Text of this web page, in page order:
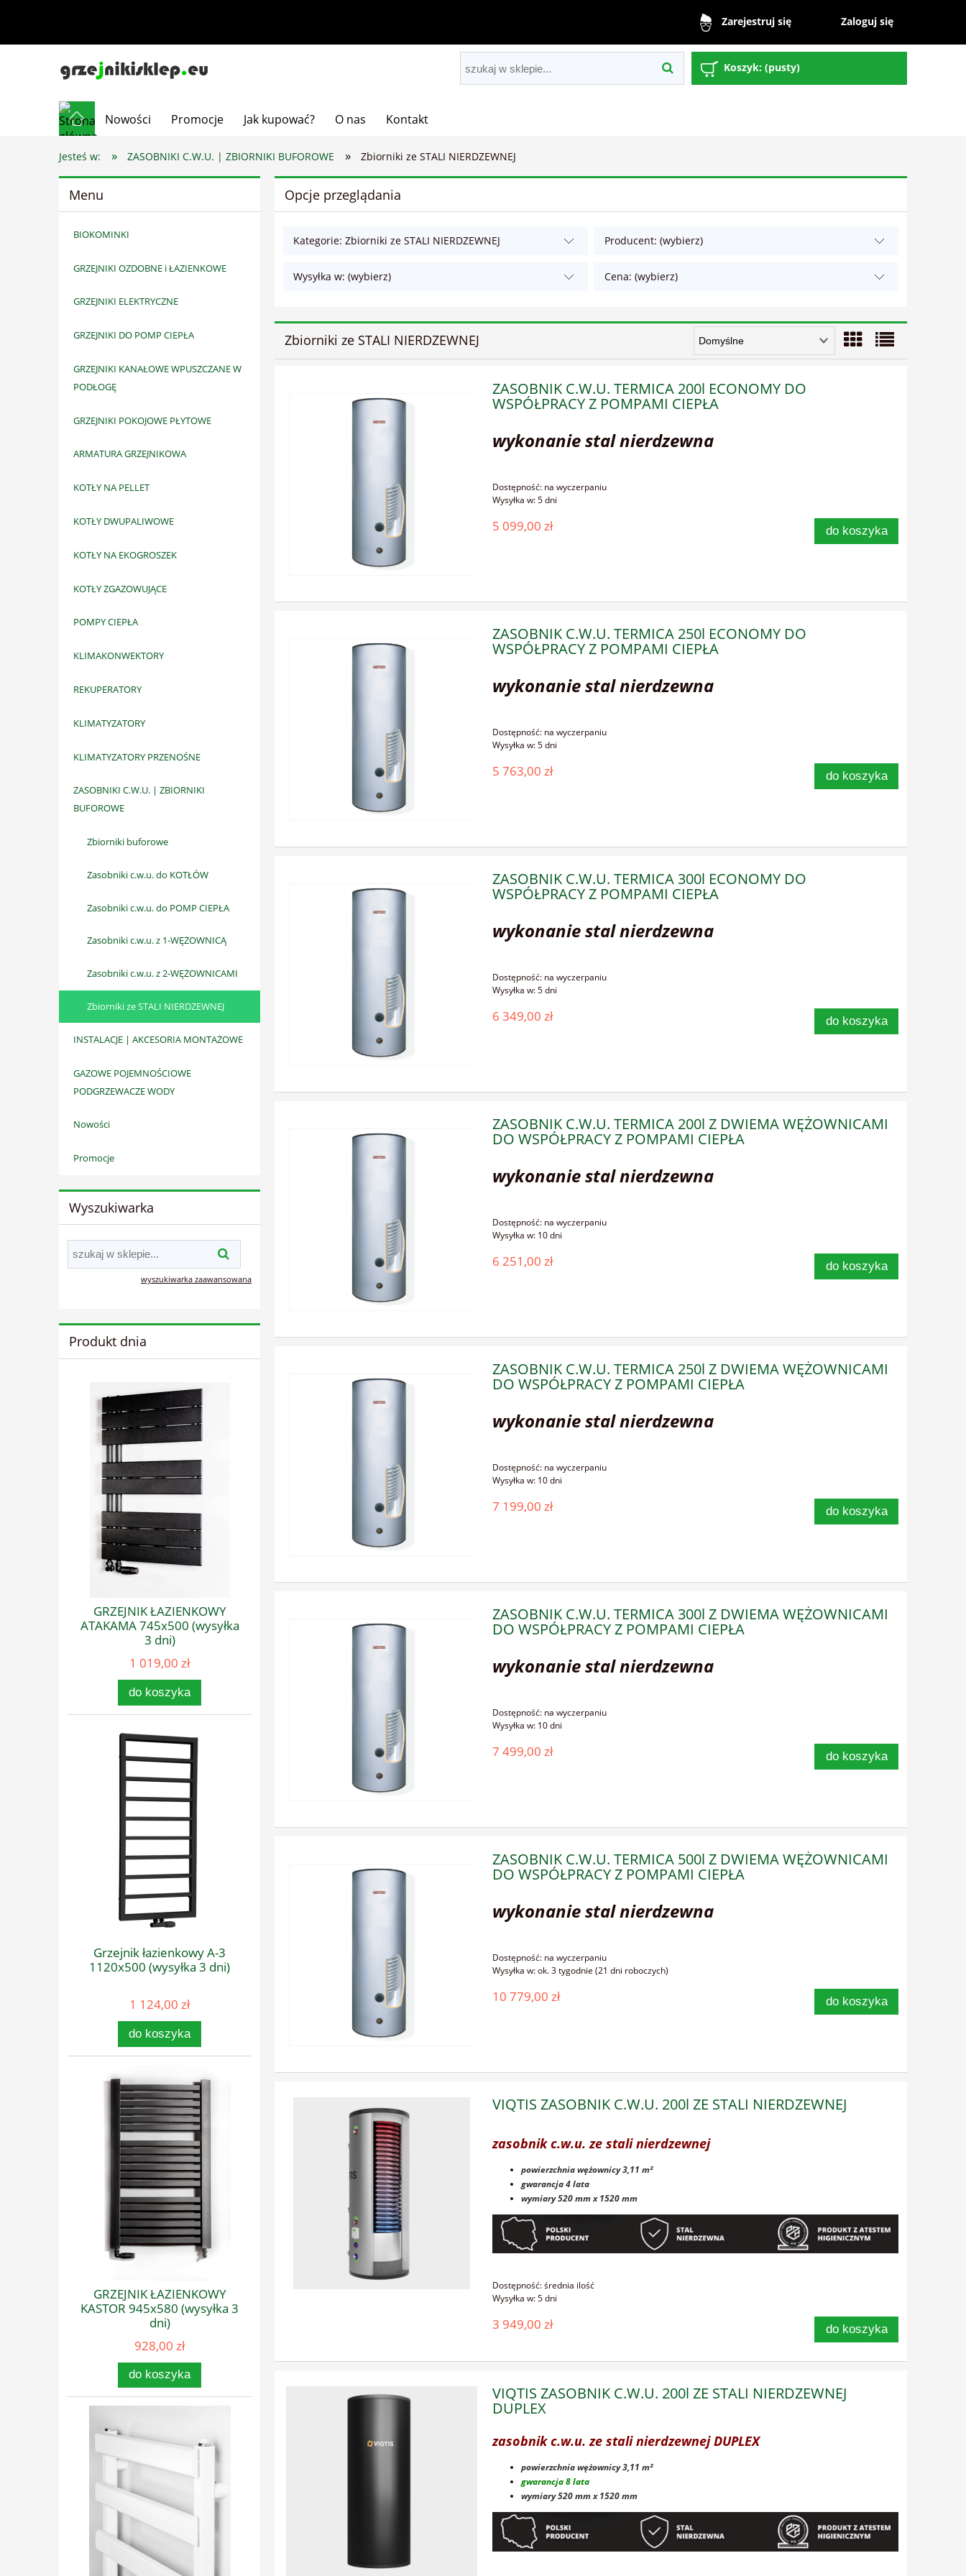
Zarejestruj się Zaloguj się
Koszyk: (pusty)
Nowości Promocje Jak kupować? O nas Kontakt
Jesteś w: » ZASOBNIKI C.W.U. | ZBIORNIKI BUFOROWE » Zbiorniki ze STALI NIERDZEWNEJ
Menu
BIOKOMINKI
GRZEJNIKI OZDOBNE i ŁAZIENKOWE
GRZEJNIKI ELEKTRYCZNE
GRZEJNIKI DO POMP CIEPŁA
GRZEJNIKI KANAŁOWE WPUSZCZANE W
PODŁOGĘ
GRZEJNIKI POKOJOWE PŁYTOWE
ARMATURA GRZEJNIKOWA
KOTŁY NA PELLET
KOTŁY DWUPALIWOWE
KOTŁY NA EKOGROSZEK
KOTŁY ZGAZOWUJĄCE
POMPY CIEPŁA
KLIMAKONWEKTORY
REKUPERATORY
KLIMATYZATORY
KLIMATYZATORY PRZENOŚNE
ZASOBNIKI C.W.U. | ZBIORNIKI
BUFOROWE
Zbiorniki buforowe
Zasobniki c.w.u. do KOTŁÓW
Zasobniki c.w.u. do POMP CIEPŁA
Zasobniki c.w.u. z 1-WĘŻOWNICĄ
Zasobniki c.w.u. z 2-WĘŻOWNICAMI
Zbiorniki ze STALI NIERDZEWNEJ
INSTALACJE | AKCESORIA MONTAŻOWE
GAZOWE POJEMNOŚCIOWE
PODGRZEWACZE WODY
Nowości
Promocje
Wyszukiwarka
wyszukiwarka zaawansowana
Produkt dnia
GRZEJNIK ŁAZIENKOWY
ATAKAMA 745x500 (wysyłka
3 dni)
1 019,00 zł
do koszyka
Grzejnik łazienkowy A-3
1120x500 (wysyłka 3 dni)
1 124,00 zł
do koszyka
GRZEJNIK ŁAZIENKOWY
KASTOR 945x580 (wysyłka 3
dni)
928,00 zł
do koszyka
Opcje przeglądania
Kategorie: Zbiorniki ze STALI NIERDZEWNEJ Producent: (wybierz)
Wysyłka w: (wybierz) Cena: (wybierz)
Zbiorniki ze STALI NIERDZEWNEJ
ZASOBNIK C.W.U. TERMICA 200l ECONOMY DO
WSPÓŁPRACY Z POMPAMI CIEPŁA
wykonanie stal nierdzewna
Dostępność: na wyczerpaniu
Wysyłka w:5 dni
5 099,00 zł do koszyka
ZASOBNIK C.W.U. TERMICA 250l ECONOMY DO
WSPÓŁPRACY Z POMPAMI CIEPŁA
wykonanie stal nierdzewna
Dostępność: na wyczerpaniu
Wysyłka w:5 dni
5 763,00 zł do koszyka
ZASOBNIK C.W.U. TERMICA 300l ECONOMY DO
WSPÓŁPRACY Z POMPAMI CIEPŁA
wykonanie stal nierdzewna
Dostępność: na wyczerpaniu
Wysyłka w:5 dni
6 349,00 zł do koszyka
ZASOBNIK C.W.U. TERMICA 200l Z DWIEMA WĘŻOWNICAMI
DO WSPÓŁPRACY Z POMPAMI CIEPŁA
wykonanie stal nierdzewna
Dostępność: na wyczerpaniu
Wysyłka w: 10 dni
6 251,00 zł do koszyka
ZASOBNIK C.W.U. TERMICA 250l Z DWIEMA WĘŻOWNICAMI
DO WSPÓŁPRACY Z POMPAMI CIEPŁA
wykonanie stal nierdzewna
Dostępność: na wyczerpaniu
Wysyłka w: 10 dni
7 199,00 zł do koszyka
ZASOBNIK C.W.U. TERMICA 300l Z DWIEMA WĘŻOWNICAMI
DO WSPÓŁPRACY Z POMPAMI CIEPŁA
wykonanie stal nierdzewna
Dostępność: na wyczerpaniu
Wysyłka w: 10 dni
7 499,00 zł do koszyka
ZASOBNIK C.W.U. TERMICA 500l Z DWIEMA WĘŻOWNICAMI
DO WSPÓŁPRACY Z POMPAMI CIEPŁA
wykonanie stal nierdzewna
Dostępność: na wyczerpaniu
Wysyłka w:ok. 3 tygodnie (21 dni roboczych)
10 779,00 zł do koszyka
VIQTIS ZASOBNIK C.W.U. 200l ZE STALI NIERDZEWNEJ
zasobnik c.w.u. ze stali nierdzewnej
powierzchnia wężownicy 3,11 m²
gwarancja 4 lata
wymiary 520 mm x 1520 mm
Dostępność:średnia ilość
Wysyłka w:5 dni
3 949,00 zł do koszyka
VIQTIS ZASOBNIK C.W.U. 200l ZE STALI NIERDZEWNEJ
DUPLEX
zasobnik c.w.u. ze stali nierdzewnej DUPLEX
powierzchnia wężownicy 3,11 m²
gwarancja 8 lata
wymiary 520 mm x 1520 mm